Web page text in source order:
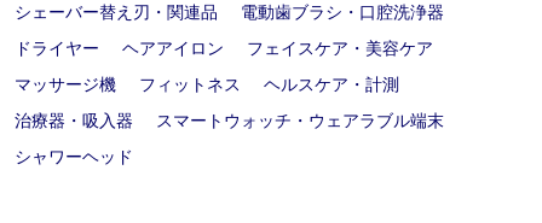
シェーバー替え刃・関連品
電動歯ブラシ・口腔洗浄器
ドライヤー
ヘアアイロン
フェイスケア・美容ケア
マッサージ機
フィットネス
ヘルスケア・計測
治療器・吸入器
スマートウォッチ・ウェアラブル端末
シャワーヘッド